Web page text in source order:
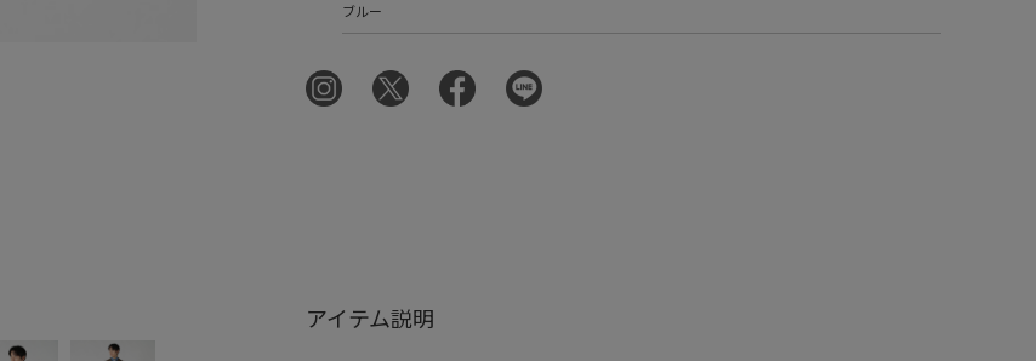
ブルー
アイテム説明